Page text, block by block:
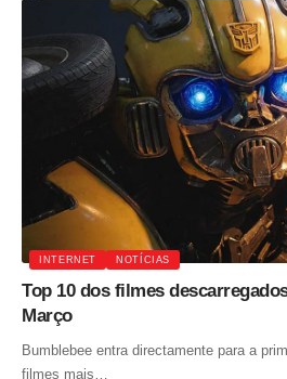
INTERNET NOTÍCIAS
Top 10 dos filmes
Março
Bumblebee entra directamente para a
filmes mais…